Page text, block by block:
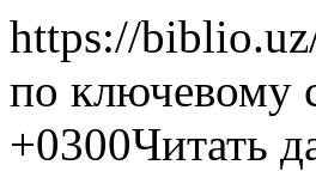
https://
по ключевому
+0300Читать